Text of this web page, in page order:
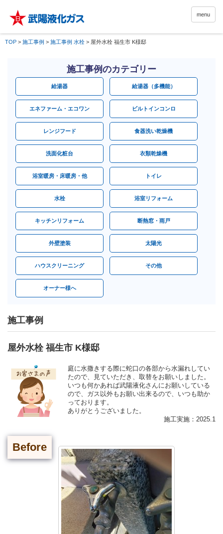
menu
TOP > 施工事例 > 施工事例 水栓 > 屋外水栓 福生市 K様邸
施工事例のカテゴリー
給湯器 給湯器（多機能）
エネファーム・エコワン ビルトインコンロ
レンジフード 食器洗い乾燥機
洗面化粧台 衣類乾燥機
浴室暖房・床暖房・他 トイレ
水栓 浴室リフォーム
キッチンリフォーム 断熱窓・雨戸
外壁塗装 太陽光
ハウスクリーニング その他
オーナー様へ
施工事例
屋外水栓 福生市 K様邸
庭に水撒きする際に蛇口の各部から水漏れしてい
たので、見ていただき、取替をお願いしました。
いつも何かあれば武陽液化さんにお願いしている
ので、ガス以外もお願い出来るので、いつも助か
っております。
ありがとうございました。
施工実施：2025.1
Before